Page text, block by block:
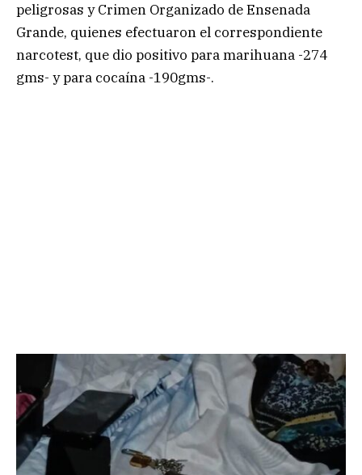
peligrosas y Crimen Organizado de Ensenada
Grande, quienes efectuaron el correspondiente
narcotest, que dio positivo para marihuana -274
gms- y para cocaína -190gms-.